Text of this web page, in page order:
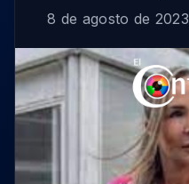
8 de agosto de 2023